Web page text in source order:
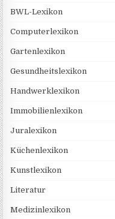
BWL-Lexikon
Computerlexikon
Gartenlexikon
Gesundheitslexikon
Handwerklexikon
Immobilienlexikon
Juralexikon
Küchenlexikon
Kunstlexikon
Literatur
Medizinlexikon